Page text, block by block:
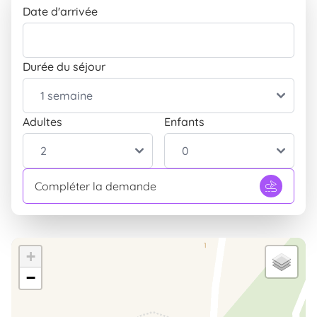
Vue panoramique
Entrée indépendante INCLUS
Table et chaises pour le jardin INCLUS
Jardin
Parking INCLUS
Terrasse
Date d'arrivée
Durée du séjour
Adultes Enfants
Compléter la demande
+
−